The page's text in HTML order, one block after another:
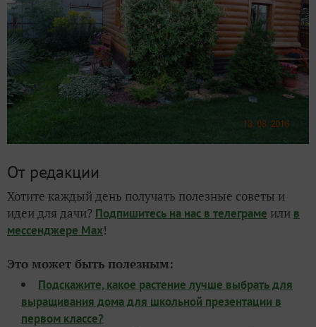
От редакции
Хотите каждый день получать полезные советы и
идеи для дачи? Подпишитесь на нас в телеграме или в
мессенджере Max!
Это может быть полезным:
Подскажите, какое растение лучше выбрать для
выращивания дома для школьной презентации в
первом классе?